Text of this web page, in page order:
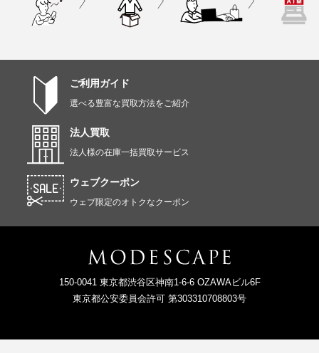
ご利用ガイド
選べる豊富な買取方法をご紹介
法人買取
法人様の在庫一括買取サービス
ウェブクーポン
ウェブ限定のオトクなクーポン
150-0041 東京都渋谷区神南1-6-6 OZAWAビル6F
東京都公安委員会許可 第303310708803号